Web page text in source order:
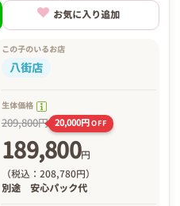
お気に入り追加
この子のいるお店
八街店
生体価格
209,800円 20,000円OFF
189,800円
（税込：208,780円）
別途 安心パック代